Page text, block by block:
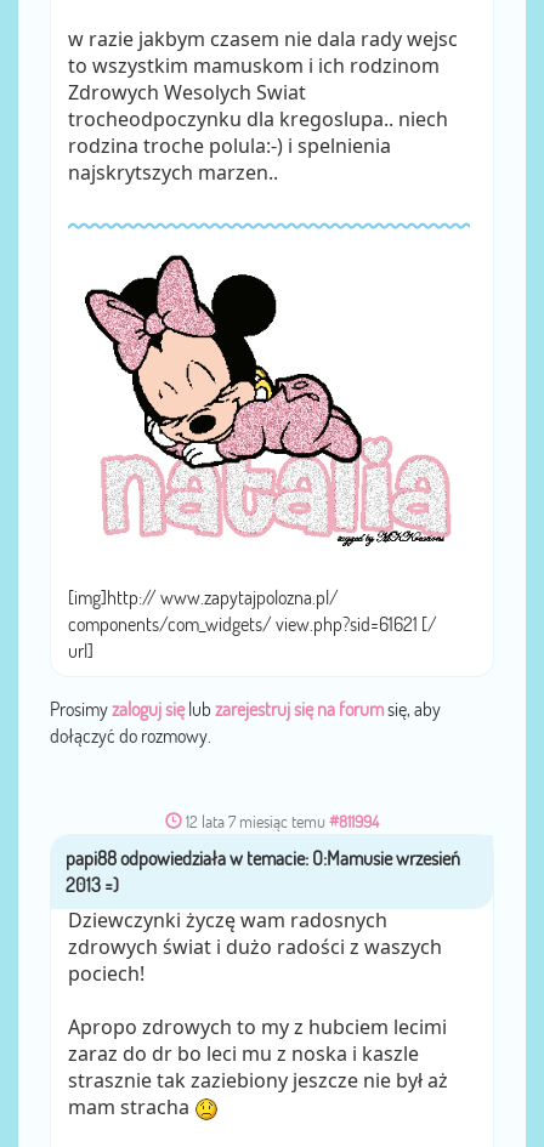
w razie jakbym czasem nie dala rady wejsc
to wszystkim mamuskom i ich rodzinom
Zdrowych Wesolych Swiat
trocheodpoczynku dla kregoslupa.. niech
rodzina troche polula:-) i spelnienia
najskrytszych marzen..
[img]http:// www.zapytajpolozna.pl/
components/com_widgets/ view.php?sid=61621 [/
url]
Prosimyzaloguj sięlub zarejestruj się na forumsię, aby
dołączyć do rozmowy.
12 lata 7 miesiąc temu #811994
przezpapi88
Dziewczynki życzę wam radosnych
zdrowych świat i dużo radości z waszych
pociech!
Apropo zdrowych to my z hubciem lecimi
zaraz do dr bo leci mu z noska i kaszle
strasznie tak zaziebiony jeszcze nie był aż
mam stracha